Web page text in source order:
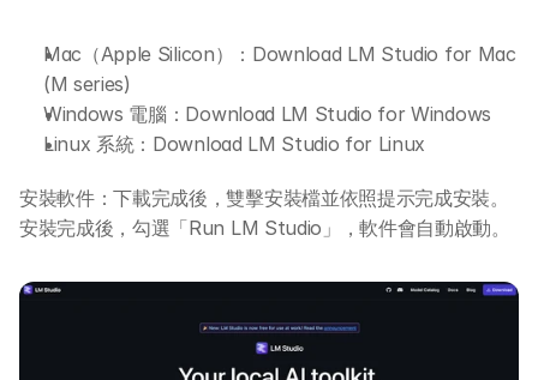
Mac（Apple Silicon）：Download LM Studio for Mac
(M series)
Windows 電腦：Download LM Studio for Windows
Linux 系統：Download LM Studio for Linux
安裝軟件：下載完成後，雙擊安裝檔並依照提示完成安裝。
安裝完成後，勾選「Run LM Studio」，軟件會自動啟動。